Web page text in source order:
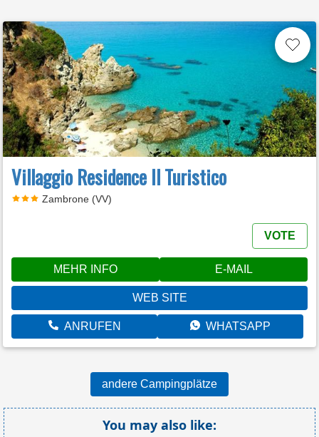
Villaggio Residence Il Turistico
Zambrone (VV)
VOTE
MEHR INFO E-MAIL
WEB SITE
ANRUFEN WHATSAPP
andere Campingplätze
You may also like: